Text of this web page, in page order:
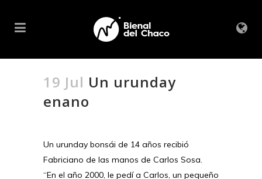
19 Jul Un urunday
enano
Un urunday bonsái de 14 años recibió
Fabriciano de las manos de Carlos Sosa.
“En el año 2000, le pedí a Carlos, un pequeño